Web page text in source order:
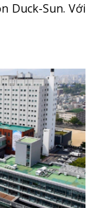
Duck-Sun. Với
hỗ trợ ngân
chương trình
dự án trí tuệ